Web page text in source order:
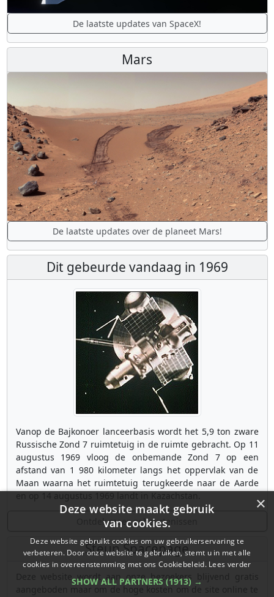
De laatste updates van SpaceX!
Mars
De laatste updates over de planeet Mars!
Dit gebeurde vandaag in 1969
Vanop de Bajkonoer lanceerbasis wordt het 5,9 ton zware
Russische Zond 7 ruimtetuig in de ruimte gebracht. Op 11
augustus 1969 vloog de onbemande Zond 7 op een
afstand van 1 980 kilometer langs het oppervlak van de
Maan waarna het ruimtetuig terugkeerde naar de Aarde
Ontdek meer gebeurtenissen
Steun Spacepage
Deze website wordt aan onze bezoekers blijvend gratis
aangeboden maar om de hoge kosten om de site online te
×
Deze website maakt gebruik
van cookies.
Deze website gebruikt cookies om uw gebruikerservaring te
verbeteren. Door onze website te gebruiken, stemt u in met alle
cookies in overeenstemming met ons Cookiebeleid. Lees verder
SHOW ALL PARTNERS (1913) →